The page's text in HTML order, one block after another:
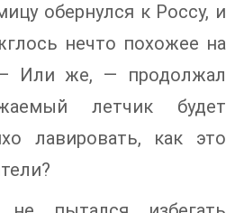
обернулся к Россу, и
нечто похожее на
Или же, — продолжал
летчик будет
лавировать, как это